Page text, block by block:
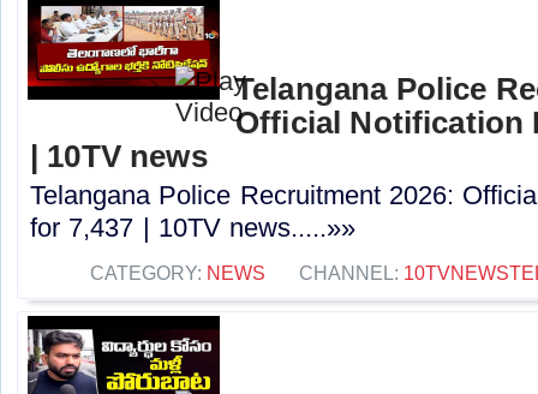
Telangana Police
Official Notification
| 10TV news
Telangana Police Recruitment 2026:
for 7,437 | 10TV news.....»»
CATEGORY: NEWS CHANNEL: